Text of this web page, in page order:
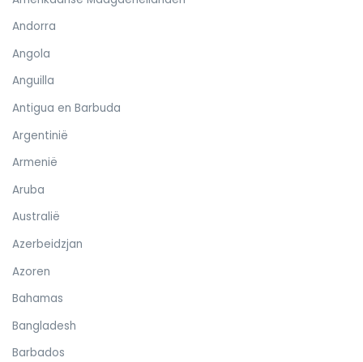
Andorra
Angola
Anguilla
Antigua en Barbuda
Argentinië
Armenië
Aruba
Australië
Azerbeidzjan
Azoren
Bahamas
Bangladesh
Barbados